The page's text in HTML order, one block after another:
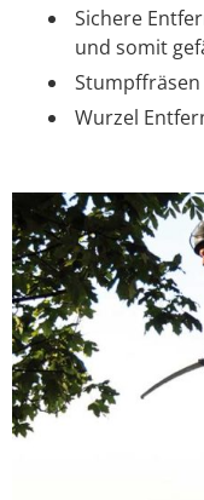
Sichere
und somit
Stumpffräsen
Wurzel